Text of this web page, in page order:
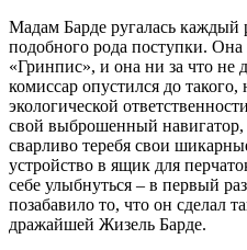
Мадам Барде ругалась каждый
подобного рода поступки.
«Гринпис», и она ни за что не
комиссар опустился до такого,
экологической
свой выброшенный
сварливо теребя свои
устройство в ящик для
себе улыбнуться – в первый
позабавило то, что он сделал
дражайшей Жизель Барде.